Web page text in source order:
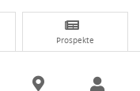
Prospekte